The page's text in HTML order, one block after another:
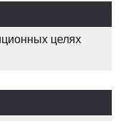
целях